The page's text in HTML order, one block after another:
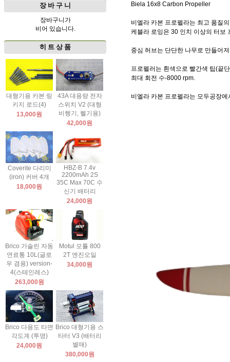
장 바 구 니
장바구니가
비어 있습니다.
히 트 상 품
대형기용 카본 링
키지 로드(4)
13,000원
43A 대용량 전자
스위치 V2 (대형
비행기, 헬기용)
42,000원
Coverite 다리미
(iron) 커버 4개
18,000원
HBZ-B 7.4v
2200mAh 2S
35C Max 70C 수
신기 배터리
24,000원
Brico 가솔린 자동
연료통 10L(글로
우 겸용) version-
4(스테인레스)
263,000원
Motul 모튤 800
2T 엔진오일
34,000원
Brico 다용도 타면
각도계 (투명)
24,000원
Brico 대형기용 스
타터 V3 (배터리
별매)
380,000원
Biela 16x8 Carbon Propeller
비엘라 카본 프로펠라는 최고 품질
케블라 로잉은 30 인치 이상의 터보
중심 허브는 단단한 나무로 만들어
프로펠러는 흰색으로 빨간색 팁(끝
최대 회전 수-8000 rpm.
비엘라 카본 프로펠라는 모두공장